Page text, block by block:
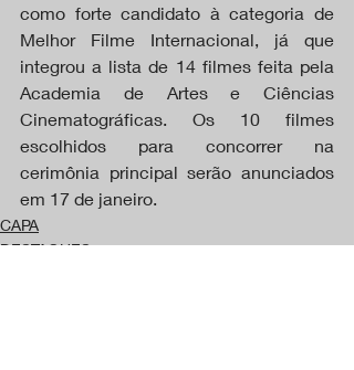
como forte candidato à categoria de
Melhor Filme Internacional, já que
integrou a lista de 14 filmes feita pela
Academia de Artes e Ciências
Cinematográficas. Os 10 filmes
escolhidos para concorrer na
cerimônia principal serão anunciados
em 17 de janeiro.
CAPA
DESTAQUES